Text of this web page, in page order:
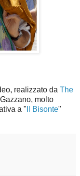
realizzato da The
molto
a " Il Bisonte"